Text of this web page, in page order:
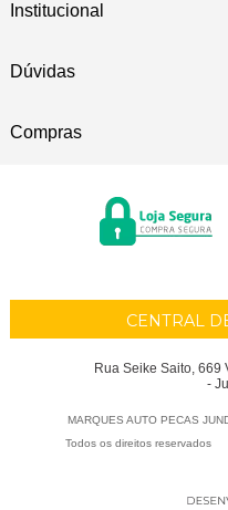
Institucional
Dúvidas
Compras
CENTRAL
Rua Seike Saito, 669
-
MARQUES AUTO PECAS
Todos os direitos reservados